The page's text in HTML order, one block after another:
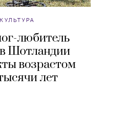
КУЛЬТУРА
любитель
Шотландии
возрастом
лет